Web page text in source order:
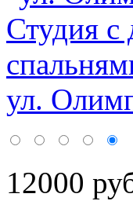
ул.
12000